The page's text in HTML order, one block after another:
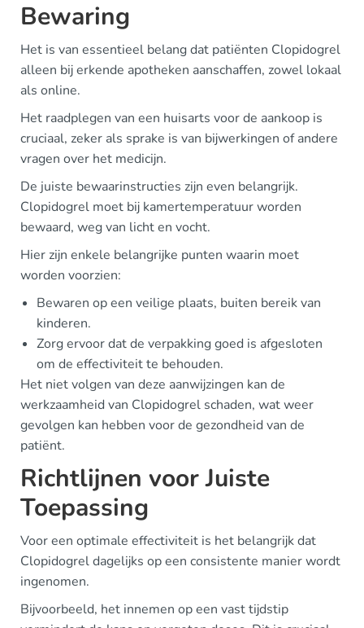
Bewaring
Het is van essentieel belang dat patiënten Clopidogrel
alleen bij erkende apotheken aanschaffen, zowel lokaal
als online.
Het raadplegen van een huisarts voor de aankoop is
cruciaal, zeker als sprake is van bijwerkingen of andere
vragen over het medicijn.
De juiste bewaarinstructies zijn even belangrijk.
Clopidogrel moet bij kamertemperatuur worden
bewaard, weg van licht en vocht.
Hier zijn enkele belangrijke punten waarin moet
worden voorzien:
Bewaren op een veilige plaats, buiten bereik van
kinderen.
Zorg ervoor dat de verpakking goed is afgesloten
om de effectiviteit te behouden.
Het niet volgen van deze aanwijzingen kan de
werkzaamheid van Clopidogrel schaden, wat weer
gevolgen kan hebben voor de gezondheid van de
patiënt.
Richtlijnen voor Juiste
Toepassing
Voor een optimale effectiviteit is het belangrijk dat
Clopidogrel dagelijks op een consistente manier wordt
ingenomen.
Bijvoorbeeld, het innemen op een vast tijdstip